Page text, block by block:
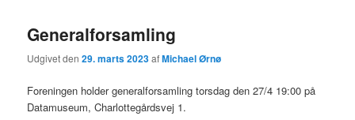
Generalforsamling
Udgivet den29. marts 2023afMichael Ørnø
Foreningen holder generalforsamling torsdag den 27/4 19:00 på
Datamuseum, Charlottegårdsvej 1.